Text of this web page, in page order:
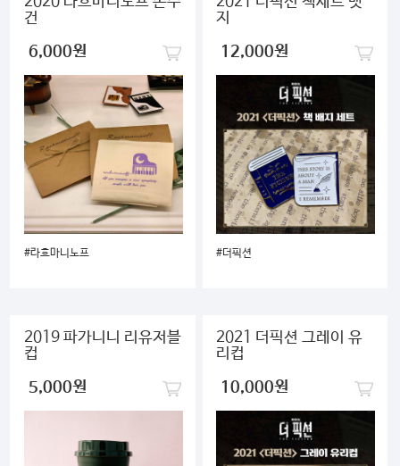
건
6,000원
#라흐마니노프
지
12,000원
#더픽션
2019 파가니니 리유저블
컵
5,000원
2021 더픽션 그레이 유
리컵
10,000원